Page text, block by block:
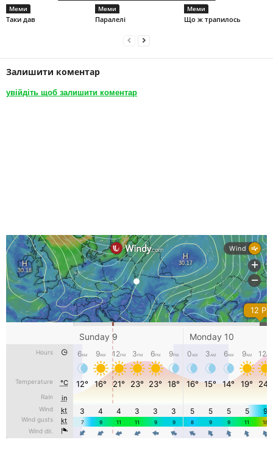
Меми
Таки дав
Меми
Паралелі
Меми
Що ж трапилось
Залишити коментар
увійдіть щоб залишити коментар